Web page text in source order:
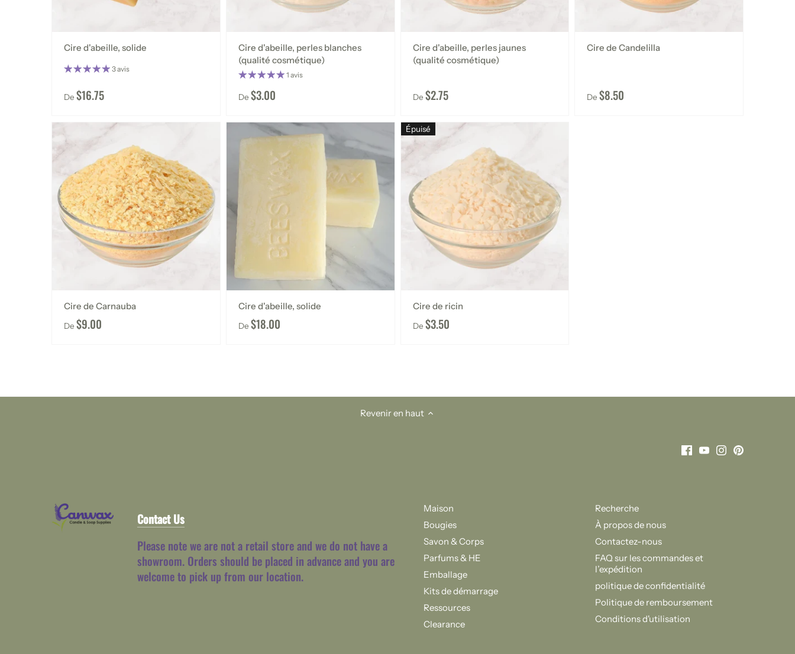
Cire d'abeille, solide
3 avis
De $16.75
Cire d'abeille, perles blanches
(qualité cosmétique)
1 avis
De $3.00
Cire d'abeille, perles jaunes
(qualité cosmétique)
De $2.75
Cire de Candelilla
De $8.50
Cire de Carnauba
De $9.00
Cire d'abeille, solide
De $18.00
Épuisé
Cire de ricin
De $3.50
Revenir en haut
Contact Us
Please note we are not a retail store and we do not have a
showroom. Orders should be placed in advance and you are
welcome to pick up from our location.
Maison
Bougies
Savon & Corps
Parfums & HE
Emballage
Kits de démarrage
Ressources
Clearance
Recherche
À propos de nous
Contactez-nous
FAQ sur les commandes et
l’expédition
politique de confidentialité
Politique de remboursement
Conditions d'utilisation